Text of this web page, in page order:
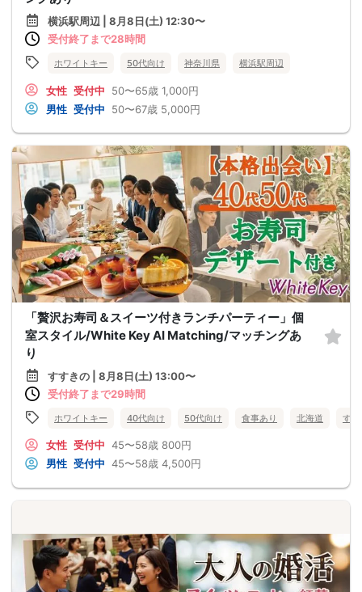
横浜駅周辺 | 8月8日(土) 12:30〜
受付終了まで28時間
ホワイトキー 50代向け 神奈川県 横浜駅周辺
女性 受付中 50〜65歳 1,000円
男性 受付中 50〜67歳 5,000円
「贅沢お寿司＆スイーツ付きランチパーティー」個
室スタイル/White Key AI Matching/マッチングあ
り
すすきの | 8月8日(土) 13:00〜
受付終了まで29時間
ホワイトキー 40代向け 50代向け 食事あり 北海道 す
女性 受付中 45〜58歳 800円
男性 受付中 45〜58歳 4,500円